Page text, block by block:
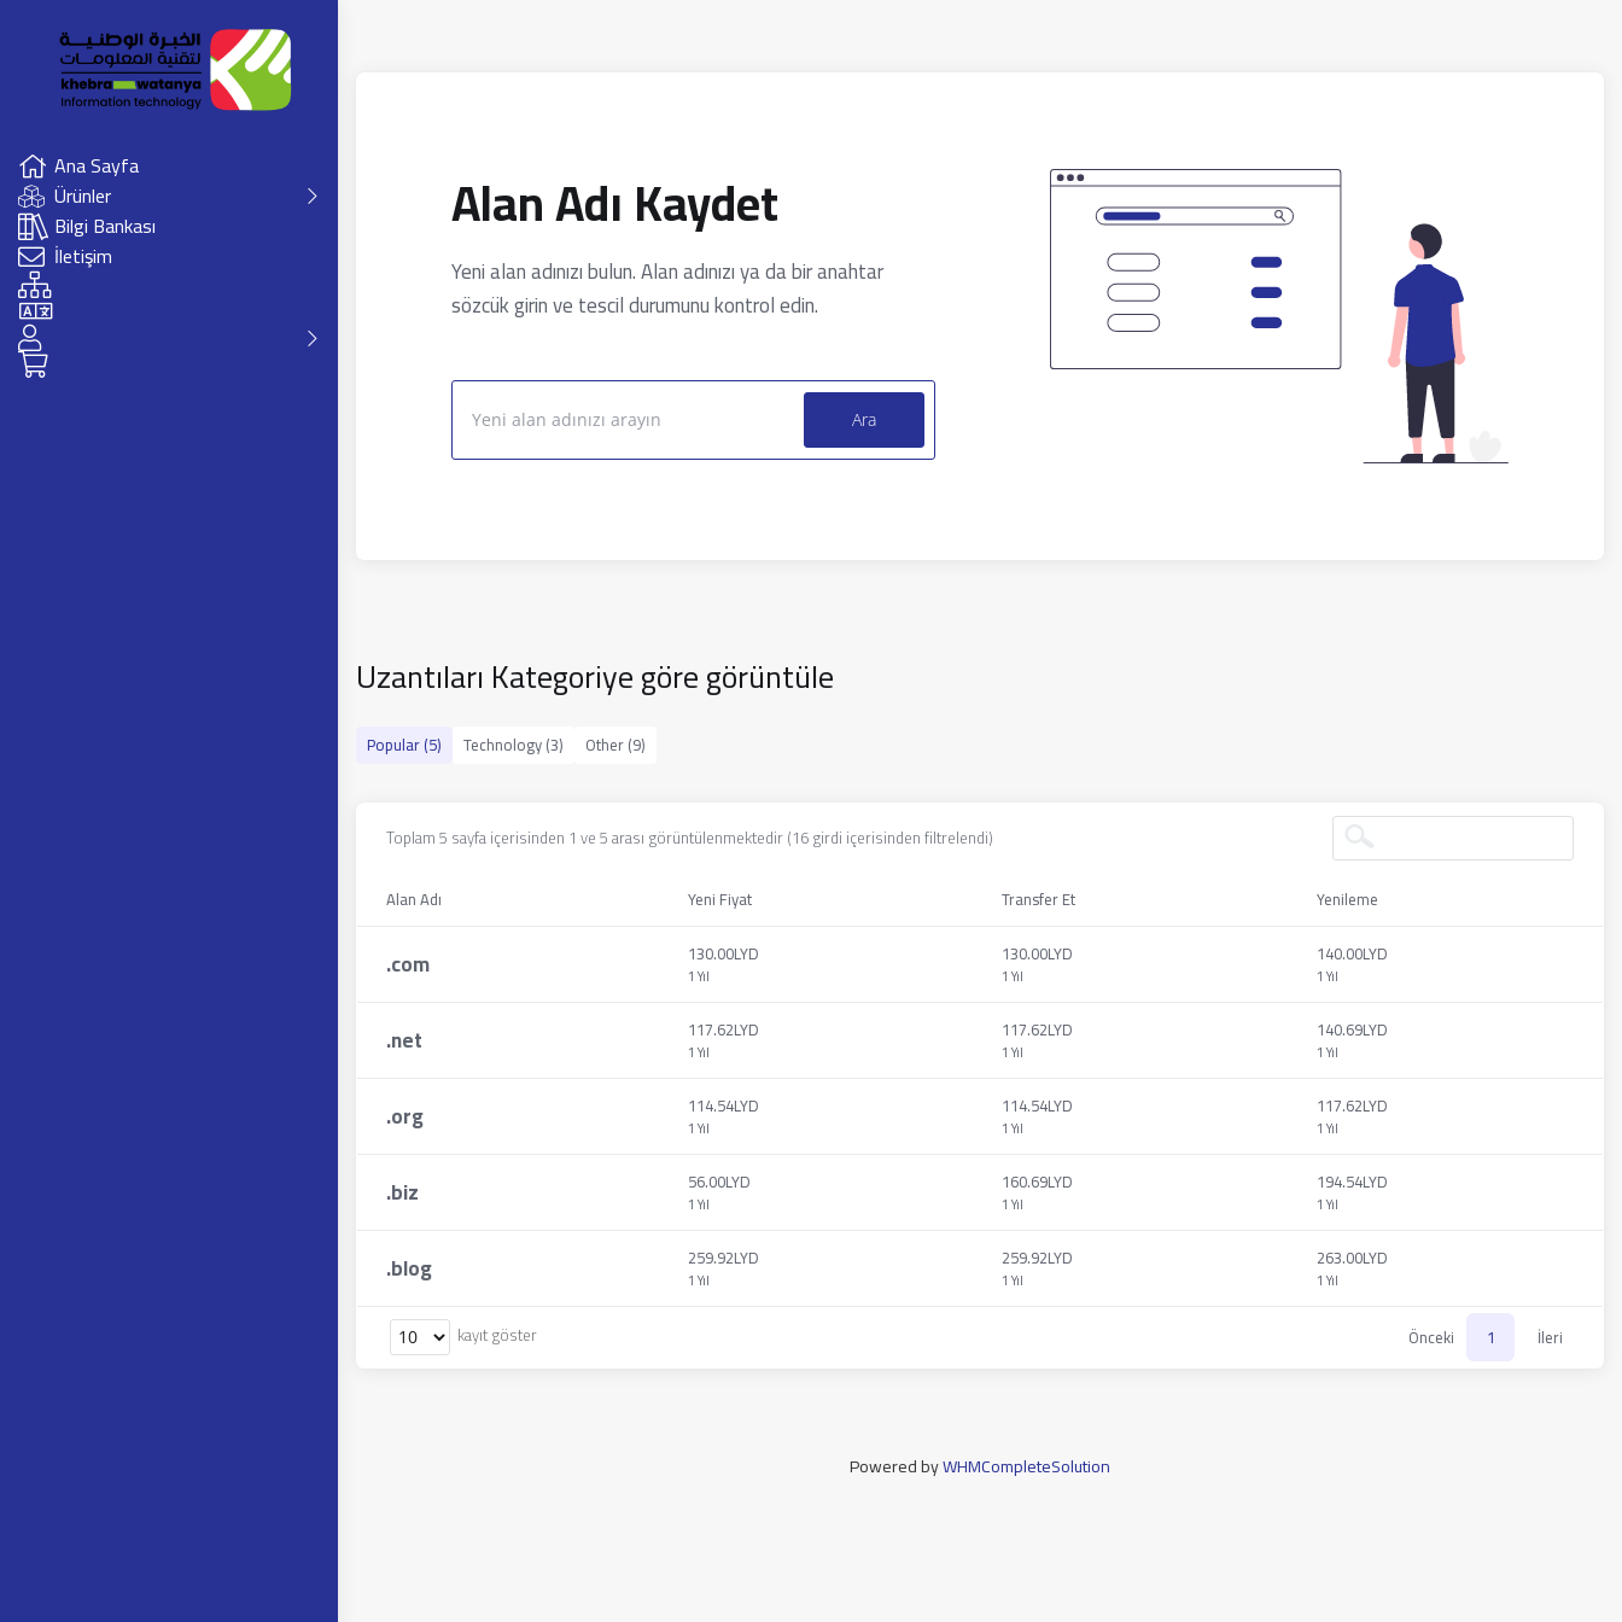
Ana Sayfa
Ürünler
Bilgi Bankası
İletişim
Alan Adı Kaydet
Yeni alan adınızı bulun. Alan adınızı ya da bir anahtar
sözcük girin ve tescil durumunu kontrol edin.
Ara
Uzantıları Kategoriye göre görüntüle
Popular (5) Technology (3) Other (9)
Toplam 5 sayfa içerisinden 1 ve 5 arası görüntülenmektedir (16 girdi içerisinden filtrelendi)
Alan Adı Yeni Fiyat Transfer Et Yenileme
.com 130.00LYD
1 Yıl
130.00LYD
1 Yıl
140.00LYD
1 Yıl
.net 117.62LYD
1 Yıl
117.62LYD
1 Yıl
140.69LYD
1 Yıl
.org 114.54LYD
1 Yıl
114.54LYD
1 Yıl
117.62LYD
1 Yıl
.biz 56.00LYD
1 Yıl
160.69LYD
1 Yıl
194.54LYD
1 Yıl
.blog 259.92LYD
1 Yıl
259.92LYD
1 Yıl
263.00LYD
1 Yıl
Önceki 1 İleri
kayıt göster
Powered byWHMCompleteSolution